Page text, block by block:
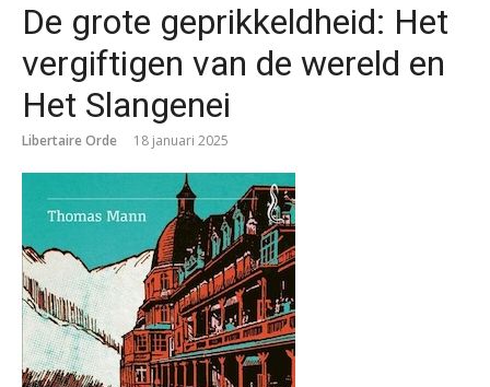
De grote geprikkeldheid: Het
vergiftigen van de wereld en
Het Slangenei
Libertaire Orde 18 januari 2025